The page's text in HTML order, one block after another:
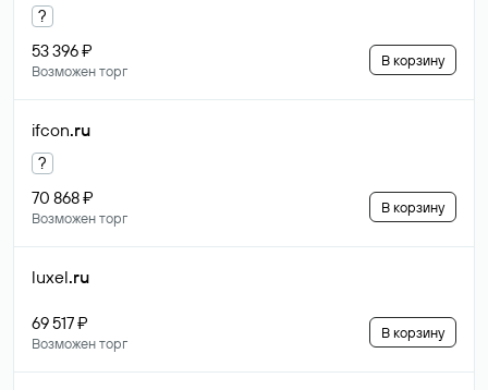
?
53 396 ₽
Возможен торг
В корзину
ifcon.ru
?
70 868 ₽
Возможен торг
В корзину
luxel.ru
69 517 ₽
Возможен торг
В корзину